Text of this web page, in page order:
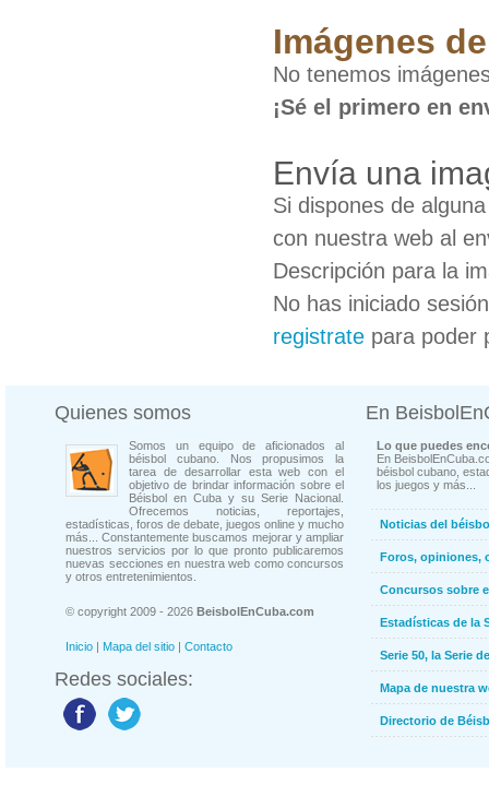
Imágenes
No tenemos
¡Sé el primero en
Envía una
Si dispones de
con nuestra web al
Descripción para la
No has iniciado
registrate para poder
Quienes somos
Somos un equipo de aficionados al
béisbol cubano. Nos propusimos la
tarea de desarrollar esta web con el
objetivo de brindar información sobre el
Béisbol en Cuba y su Serie Nacional.
Ofrecemos noticias, reportajes,
estadísticas, foros de debate, juegos online y mucho
más... Constantemente buscamos mejorar y ampliar
nuestros servicios por lo que pronto publicaremos
nuevas secciones en nuestra web como concursos
y otros entretenimientos.
© copyright 2009 - 2026 BeisbolEnCuba.com
Inicio | Mapa del sitio | Contacto
Redes sociales:
En
Lo que puedes
En
béisbol cubano,
los juegos y más...
Noticias del
Foros, opiniones,
Concursos sobre
Estadísticas de la
Serie 50, la Serie
Mapa de nuestra
Directorio de